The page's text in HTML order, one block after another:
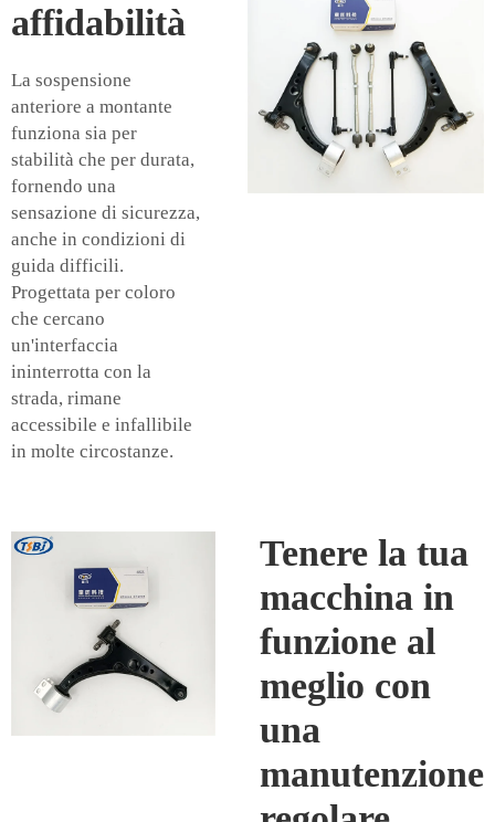
affidabilità
La sospensione
anteriore a montante
funziona sia per
stabilità che per durata,
fornendo una
sensazione di sicurezza,
anche in condizioni di
guida difficili.
Progettata per coloro
che cercano
un'interfaccia
ininterrotta con la
strada, rimane
accessibile e infallibile
in molte circostanze.
Tenere la tua
macchina in
funzione al
meglio con
una
manutenzione